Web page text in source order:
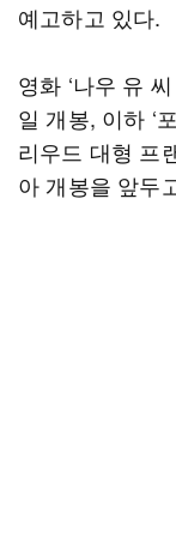
예고하고 있다.
영화 ‘나우 유
일 개봉, 이하 ‘
리우드 대형 프
아 개봉을 앞두